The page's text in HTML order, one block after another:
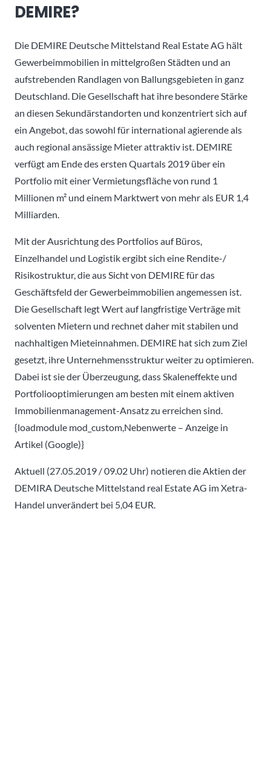
DEMIRE?
Die DEMIRE Deutsche Mittelstand Real Estate AG hält
Gewerbeimmobilien in mittelgroßen Städten und an
aufstrebenden Randlagen von Ballungsgebieten in ganz
Deutschland. Die Gesellschaft hat ihre besondere Stärke
an diesen Sekundärstandorten und konzentriert sich auf
ein Angebot, das sowohl für international agierende als
auch regional ansässige Mieter attraktiv ist. DEMIRE
verfügt am Ende des ersten Quartals 2019 über ein
Portfolio mit einer Vermietungsfläche von rund 1
Millionen m² und einem Marktwert von mehr als EUR 1,4
Milliarden.
Mit der Ausrichtung des Portfolios auf Büros,
Einzelhandel und Logistik ergibt sich eine Rendite-/
Risikostruktur, die aus Sicht von DEMIRE für das
Geschäftsfeld der Gewerbeimmobilien angemessen ist.
Die Gesellschaft legt Wert auf langfristige Verträge mit
solventen Mietern und rechnet daher mit stabilen und
nachhaltigen Mieteinnahmen. DEMIRE hat sich zum Ziel
gesetzt, ihre Unternehmensstruktur weiter zu optimieren.
Dabei ist sie der Überzeugung, dass Skaleneffekte und
Portfoliooptimierungen am besten mit einem aktiven
Immobilienmanagement-Ansatz zu erreichen sind.
{loadmodule mod_custom,Nebenwerte – Anzeige in
Artikel (Google)}
Aktuell (27.05.2019 / 09.02 Uhr) notieren die Aktien der
DEMIRA Deutsche Mittelstand real Estate AG im Xetra-
Handel unverändert bei 5,04 EUR.